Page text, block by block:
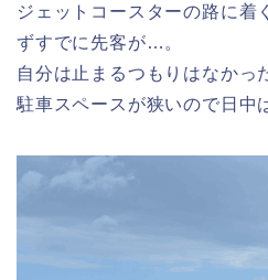
ジェットコースターの路に着
ずすでに先客が…。
自分は止まるつもりはなかっ
駐車スペースが狭いので日中